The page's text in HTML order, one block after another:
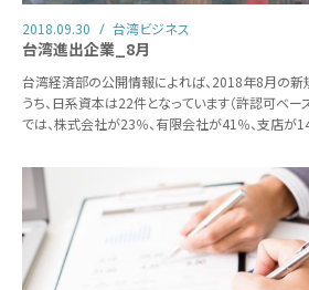
2018.09.30 台湾ビジネス
台湾進出企業_8月
台湾経済部の公開情報によれば、2018年8月の新
うち、日系資本は22件となっています（許認可ベー
では、株式会社が23％、有限会社が41％、支店が